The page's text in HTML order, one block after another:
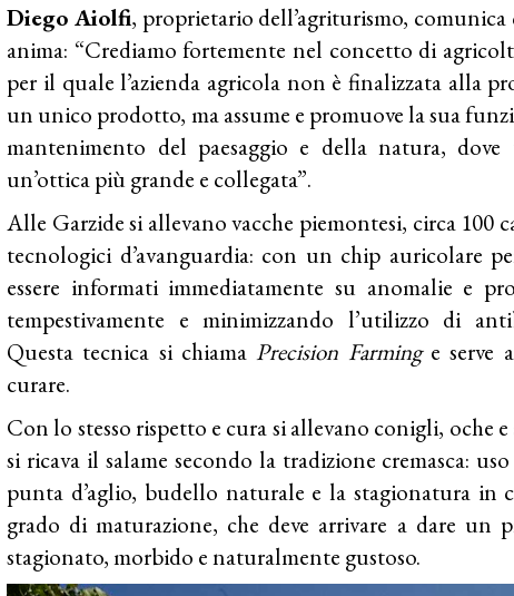
Diego Aiolfi, proprietario dell’agriturismo,
anima: “Crediamo fortemente nel concetto di
per il quale l’azienda agricola non è finalizzata alla
un unico prodotto, ma assume e promuove la sua
mantenimento del paesaggio e della natura,
un’ottica più grande e collegata”.
Alle Garzide si allevano vacche piemontesi, circa 100
tecnologici d’avanguardia: con un chip auricolare
essere informati immediatamente su anomalie e
tempestivamente e minimizzando l’utilizzo di
Questa tecnica si chiamaPrecision Farminge serve
curare.
Con lo stesso rispetto e cura si allevano conigli, oche
si ricava il salame secondo la tradizione cremasca:
punta d’aglio, budello naturale e la stagionatura in
grado di maturazione, che deve arrivare a dare un
stagionato, morbido e naturalmente gustoso.